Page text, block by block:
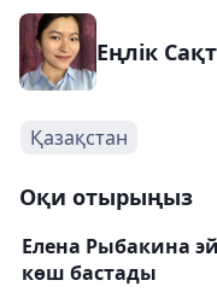
Еңлік
Қазақстан
Оқи отырыңыз
Елена Рыбакина
көш бастады